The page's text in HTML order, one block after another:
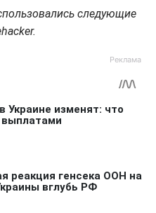
следующие